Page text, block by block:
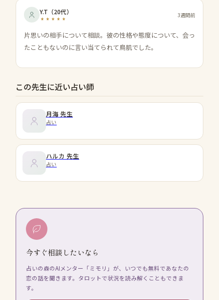
Y.T （20代） 3週間前
片思いの相手について相談。彼の性格や態度について、会っ
たこともないのに言い当てられて鳥肌でした。
この先生に近い占い師
月海 先生
占い
ハルカ 先生
占い
今すぐ相談したいなら
占いの森のAIメンター「ミモリ」が、いつでも無料であなたの
恋の話を聞きます。タロットで状況を読み解くこともできま
す。